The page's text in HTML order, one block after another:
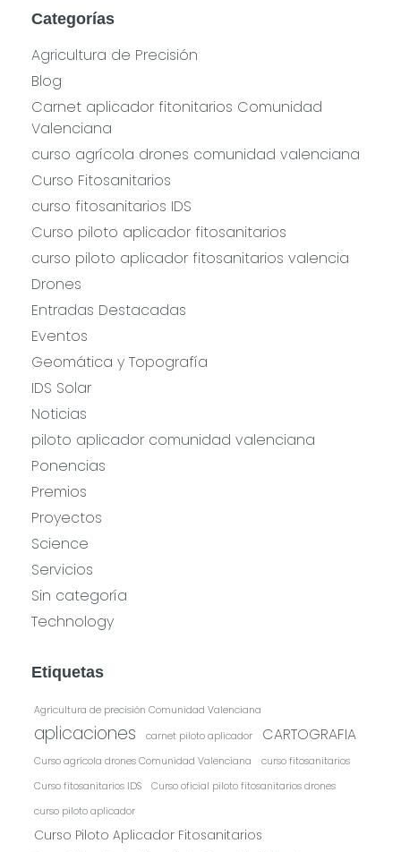
Categorías
Agricultura de Precisión
Blog
Carnet aplicador fitonitarios Comunidad
Valenciana
curso agrícola drones comunidad valenciana
Curso Fitosanitarios
curso fitosanitarios IDS
Curso piloto aplicador fitosanitarios
curso piloto aplicador fitosanitarios valencia
Drones
Entradas Destacadas
Eventos
Geomática y Topografía
IDS Solar
Noticias
piloto aplicador comunidad valenciana
Ponencias
Premios
Proyectos
Science
Servicios
Sin categoría
Technology
Etiquetas
Agricultura de precisión Comunidad Valenciana
aplicaciones carnet piloto aplicador CARTOGRAFIA
Curso agrícola drones Comunidad Valenciana
curso fitosanitarios
Curso fitosanitarios IDS
Curso oficial piloto fitosanitarios drones
curso piloto aplicador
Curso Piloto Aplicador Fitosanitarios